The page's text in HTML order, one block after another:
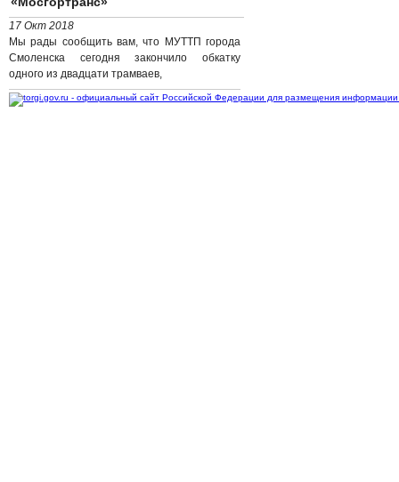
17 Окт 2018
Мы рады сообщить вам, что МУТТП города
Смоленска сегодня закончило обкатку
одного из двадцати трамваев,